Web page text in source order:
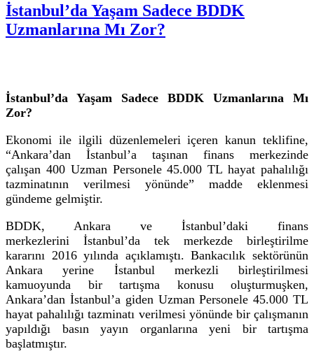
İstanbul’da Yaşam Sadece BDDK
Uzmanlarına Mı Zor?
İstanbul’da Yaşam Sadece BDDK Uzmanlarına Mı
Zor?
Ekonomi ile ilgili düzenlemeleri içeren kanun teklifine,
“Ankara’dan İstanbul’a taşınan finans merkezinde
çalışan 400 Uzman Personele45.000 TL hayat pahalılığı
tazminatının verilmesi yönünde”
madde eklenmesi
gündeme gelmiştir.
BDDK, Ankara ve İstanbul’daki finans
merkezlerini İstanbul’da tek merkezde birleştirilme
kararını 2016 yılında açıklamıştı.Bankacılık sektörünün
Ankara yerine İstanbul merkezli birleştirilmesi
kamuoyunda bir tartışma konusu oluşturmuşken,
Ankara’dan İstanbul’a giden Uzman Personele 45.000 TL
hayat pahalılığı tazminatı verilmesi yönünde bir çalışmanın
yapıldığı basın yayın organlarına yeni bir tartışma
başlatmıştır.